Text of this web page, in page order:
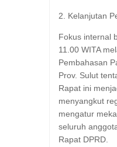
​2. Kelanjutan
​Fokus internal
11.00 WITA
Pembahasan
Prov. Sulut
Rapat ini
menyangkut
mengatur
seluruh
Rapat DPRD.